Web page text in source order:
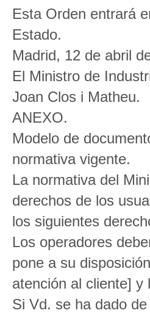
Esta Orden entrará
Estado.
Madrid, 12 de abril
El Ministro de
Joan Clos i Matheu.
ANEXO.
Modelo de
normativa vigente.
La normativa del
derechos de los
los siguientes
Los operadores
pone a su
atención al cliente] y
Si Vd. se ha dado